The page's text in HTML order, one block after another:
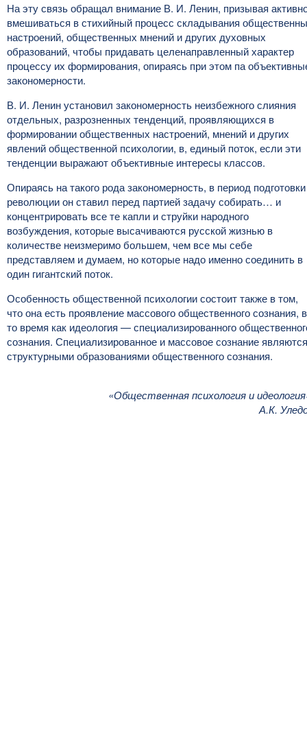
На эту связь обращал внимание В. И. Ленин, призывая
вмешиваться в стихийный процесс складывания
настроений, общественных мнений и других духовных
образований, чтобы придавать целенаправленный характер
процессу их формирования, опираясь при этом па
закономерности.
В. И. Ленин установил закономерность неизбежного слияния
отдельных, разрозненных тенденций, проявляющихся в
формировании общественных настроений, мнений и других
явлений общественной психологии, в, единый поток, если эти
тенденции выражают объективные интересы классов.
Опираясь на такого рода закономерность, в период подготовки
революции он ставил перед партией задачу собирать… и
концентрировать все те капли и струйки народного
возбуждения, которые высачиваются русской жизнью в
количестве неизмеримо большем, чем все мы себе
представляем и думаем, но которые надо именно соединить в
один гигантский поток.
Особенность общественной психологии состоит также в том,
что она есть проявление массового общественного сознания, в
то время как идеология — специализированного
сознания. Специализированное и массовое сознание являются
структурными образованиями общественного сознания.
«Общественная психология и
А.К.